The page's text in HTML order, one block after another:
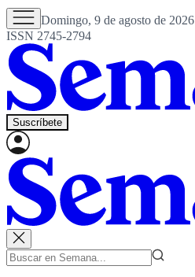
Domingo, 9 de agosto de 2026
ISSN 2745-2794
Suscríbete